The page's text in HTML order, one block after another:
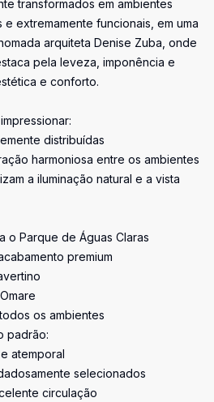
transformados em ambientes
extremamente funcionais, em uma
arquiteta Denise Zuba, onde
pela leveza, imponência e
e conforto.
distribuídas
harmoniosa entre os ambientes
a iluminação natural e a vista
o Parque de Águas Claras
premium
os ambientes
padrão:
atemporal
selecionados
circulação